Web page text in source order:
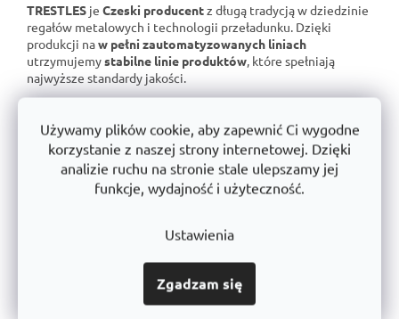
Używamy plików cookie, aby zapewnić Ci wygodne
korzystanie z naszej strony internetowej. Dzięki
analizie ruchu na stronie stale ulepszamy jej
funkcje, wydajność i użyteczność.
Ustawienia
Zgadzam się
TRESTLES je Czeski producentz długą tradycją w dziedzinie
regałów metalowych i technologii przeładunku. Dzięki
produkcji naw pełni zautomatyzowanych liniach
utrzymujemystabilne linie produktów , które spełniają
najwyższe standardy jakości.
przetestowana pod kątem ekstremalnych obciążeń.
Gwarantowany udźwig - Każdy regał jest certyfikowany
dla określonego obciążenia.
Doskonała ergonomia- Łatwa obsługa i regulacja
Bezkonkurencyjny stosunek jakości do ceny
jakość wykonania w uczciwej cenie.
Wsparcie dla czeskiej produkcji- inwestujemy w lokalną
produkcję i postęp technologiczny.
Linia produktów o długiej żywotności